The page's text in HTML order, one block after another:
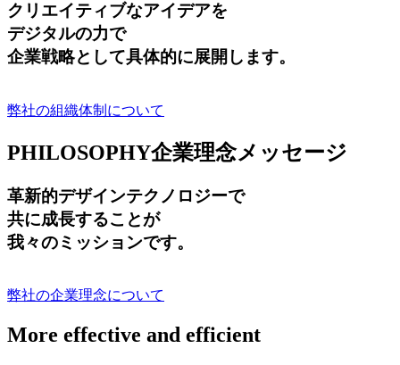
クリエイティブなアイデアを
デジタルの力で
企業戦略として具体的に展開します。
弊社の組織体制について
PHILOSOPHY企業理念メッセージ
革新的デザインテクノロジーで
共に成長することが
我々のミッションです。
弊社の企業理念について
More effective and efficient